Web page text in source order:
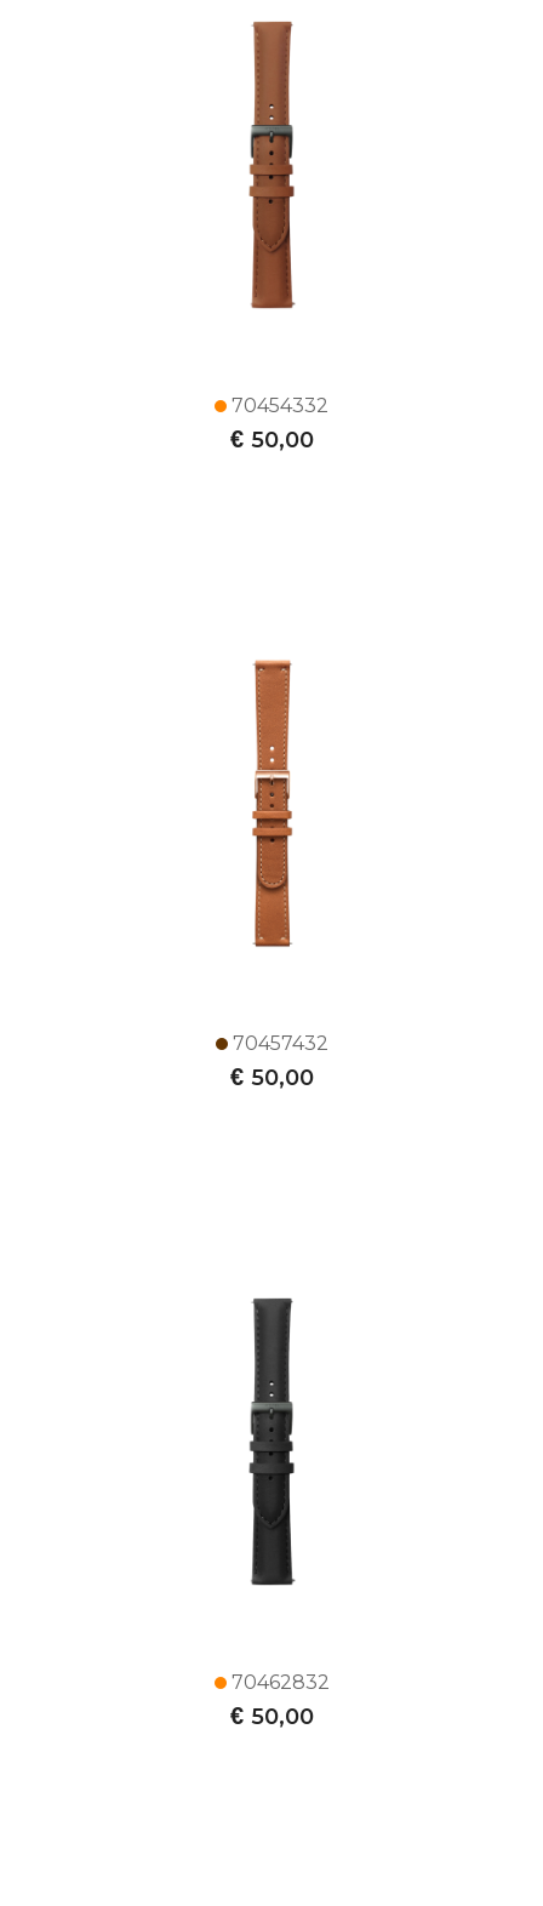
70454332
€ 50,00
70457432
€ 50,00
70462832
€ 50,00